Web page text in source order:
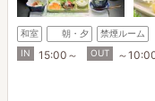
和室 朝・夕
禁煙ルーム
IN
15:00～ OUT ～